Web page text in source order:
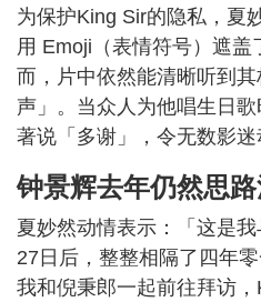
为保护King Sir的隐私，夏
用 Emoji（表情符号）遮盖
而，片中依然能清晰听到
声」。当众人为他唱生日
著说「多谢」，令无数影迷
钟景辉去年仍然思
夏妙然动情表示：「这是
27日后，整整相隔了四年
我和倪秉郎一起前往拜访